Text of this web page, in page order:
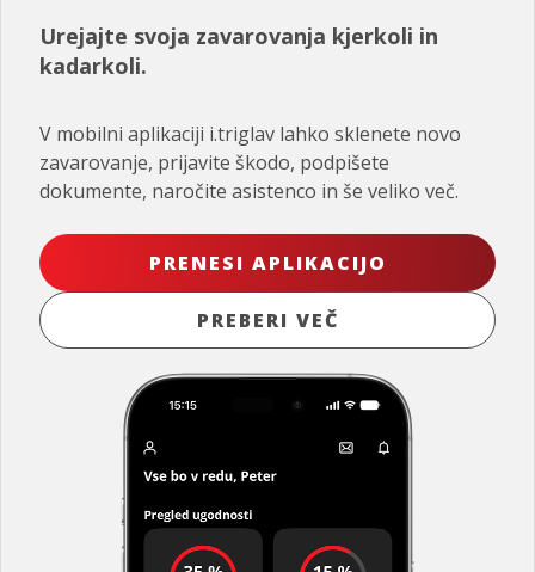
Urejajte svoja zavarovanja kjerkoli in
kadarkoli.
V mobilni aplikaciji i.triglav lahko sklenete novo
zavarovanje, prijavite škodo, podpišete
dokumente, naročite asistenco in še veliko več.
PRENESI APLIKACIJO
PREBERI VEČ